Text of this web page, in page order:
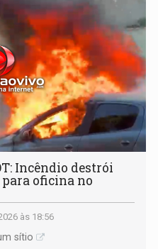
Incêndio destrói
para oficina no
às 18:56
sítio